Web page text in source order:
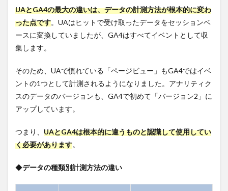
登録する
6.2
手順2.
アカ
ウン
定の
事項
を記
入す
る
6.3
手順3.
両方
可能
グを
UAとGA4の最大の違いは、データの計測方法が根本的に変わ
った点です。UAはヒットで受け取ったデータをセッションベ
ースに変換していましたが、GA4はすべてイベントとして収
集します。
そのため、UAで慣れている「ページビュー」もGA4ではイベ
ントの1つとして計測されるようになりました。アナリティク
スのデータのバージョンも、GA4で初めて「バージョン2」に
アップしています。
つまり、 UAとGA4は根本的に違うものと認識して使用してい
く必要があります。
◆データの種類別計測方法の違い